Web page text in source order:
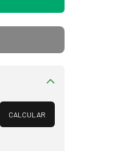
Alterar CEP
CALCULAR